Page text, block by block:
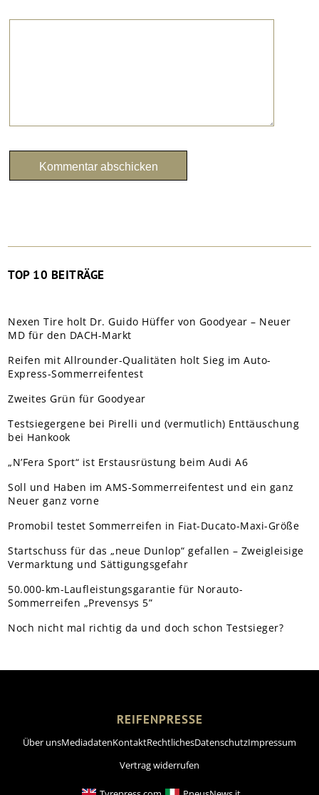
TOP 10 BEITRÄGE
Nexen Tire holt Dr. Guido Hüffer von Goodyear – Neuer
MD für den DACH-Markt
Reifen mit Allrounder-Qualitäten holt Sieg im Auto-
Express-Sommerreifentest
Zweites Grün für Goodyear
Testsiegergene bei Pirelli und (vermutlich) Enttäuschung
bei Hankook
„N’Fera Sport“ ist Erstausrüstung beim Audi A6
Soll und Haben im AMS-Sommerreifentest und ein ganz
Neuer ganz vorne
Promobil testet Sommerreifen in Fiat-Ducato-Maxi-Größe
Startschuss für das „neue Dunlop“ gefallen – Zweigleisige
Vermarktung und Sättigungsgefahr
50.000-km-Laufleistungsgarantie für Norauto-
Sommerreifen „Prevensys 5”
Noch nicht mal richtig da und doch schon Testsieger?
REIFENPRESSE
Über unsMediadatenKontaktRechtlichesDatenschutzImpressum
Vertrag widerrufen